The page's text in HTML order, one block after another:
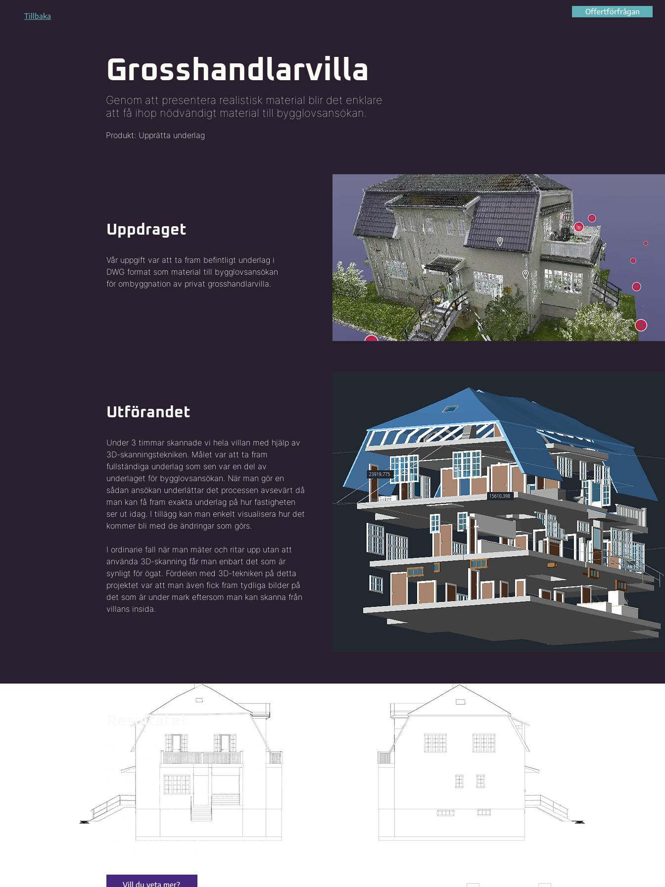
Tillbaka Offertförfrågan
Grosshandlarvilla
Genom att presentera realistisk material blir det enklare
att få ihop nödvändigt material till bygglovsansökan.
Produkt: Upprätta underlag
Uppdraget
Vår uppgift var att ta fram befintligt underlag i
DWG format som material till bygglovsansökan
för ombyggnation av privat grosshandlarvilla.
Utförandet
Under 3 timmar skannade vi hela villan med hjälp av
3D-skanningstekniken. Målet var att ta fram
fullständiga underlag som sen var en del av
underlaget för bygglovsansökan. När man gör en
sådan ansökan underlättar det processen avsevärt då
man kan få fram exakta underlag på hur fastigheten
ser ut idag. I tillägg kan man enkelt visualisera hur det
kommer bli med de ändringar som görs.
I ordinarie fall när man mäter och ritar upp utan att
använda 3D-skanning får man enbart det som är
synligt för ögat. Fördelen med 3D-tekniken på detta
projektet var att man även fick fram tydliga bilder på
det som är under mark eftersom man kan skanna från
villans insida.
Resultatet
Efter 3 timmar skanningsarbete på plats levererade
vi ett underlag med alla detaljer och nödvändig
information som arkitekten behövde för att
konstruera underlag för bygglovsansökan. Det säkrar
även för de som ska fatta beslut har rätt
information och kan utreda den verkliga
situationen.
Det sparar både tid och missförstånd och leder till
Vill du veta mer?